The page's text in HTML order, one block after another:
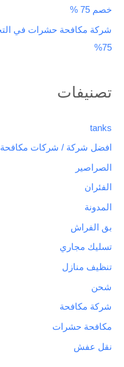
خصم 75 %
75%
تصنيفات
tanks
افضل شركة / شركات مكافحة
الصراصير
الفئران
المدونة
بق الفراش
تسليك مجاري
تنظيف منازل
شحن
شركة مكافحة
مكافحة حشرات
نقل عفش